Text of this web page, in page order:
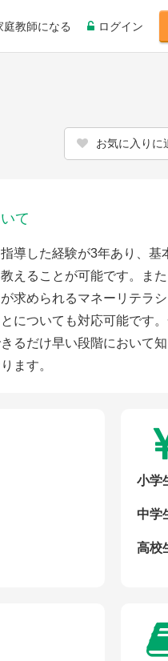
庭教師になる ログイン
お気に入りに
て
導した経験が3年あり、
えることが可能です。ま
求められるマネーリテラ
についても対応可能です
るだけ早い段階において
ます。
小学
中学
高校